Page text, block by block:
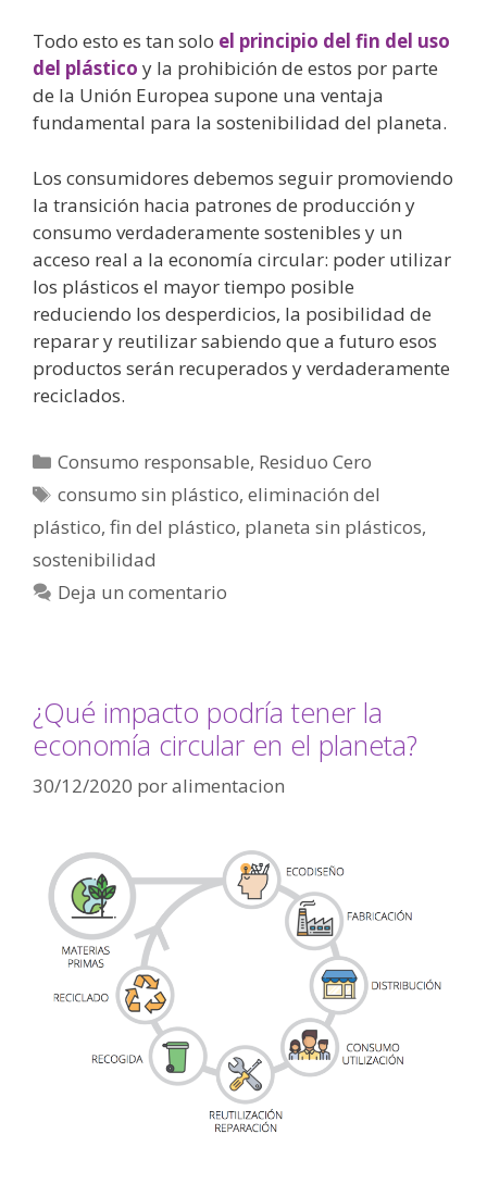
Todo esto es tan solo el principio del fin del uso
del plástico y la prohibición de estos por parte
de la Unión Europea supone una ventaja
fundamental para la sostenibilidad del planeta.
Los consumidores debemos seguir promoviendo
la transición hacia patrones de producción y
consumo verdaderamente sostenibles y un
acceso real a la economía circular: poder utilizar
los plásticos el mayor tiempo posible
reduciendo los desperdicios, la posibilidad de
reparar y reutilizar sabiendo que a futuro esos
productos serán recuperados y verdaderamente
reciclados.
Consumo responsable, Residuo Cero
consumo sin plástico,eliminación del
plástico, fin del plástico, planeta sin plásticos,
sostenibilidad
Deja un comentario
¿Qué impacto podría tener la
economía circular en el planeta?
30/12/2020 poralimentacion